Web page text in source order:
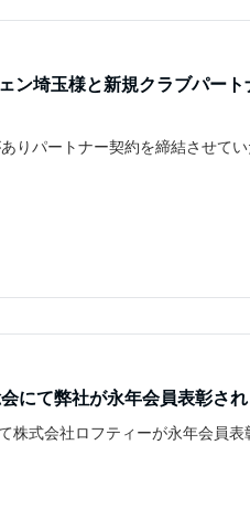
ン埼玉様と新規クラブパー
りパートナー契約を締結させてい
にて弊社が永年会員表彰さ
株式会社ロフティーが永年会員表